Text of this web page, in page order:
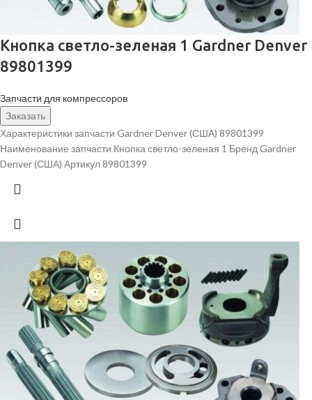
Кнопка светло-зеленая 1 Gardner Denver
89801399
Запчасти для компрессоров
Заказать
Характеристики запчасти Gardner Denver (США) 89801399
Наименование запчасти Кнопка светло-зеленая 1 Бренд Gardner
Denver (США) Артикул 89801399